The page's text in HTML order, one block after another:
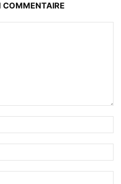
COMMENTAIRE